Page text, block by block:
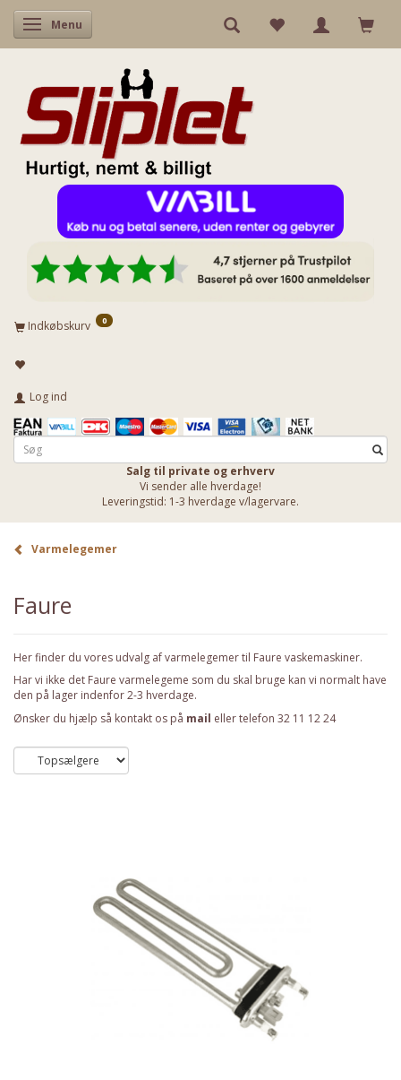
Skifte navigation
Menu
Indkøbskurv 0
Log ind
Salg til private og erhverv
Vi sender alle hverdage!
Leveringstid: 1-3 hverdage v/lagervare.
Varmelegemer
Faure
Her finder du vores udvalg af varmelegemer til Faure vaskemaskiner.
Har vi ikke det Faure varmelegeme som du skal bruge kan vi normalt have
den på lager indenfor 2-3 hverdage.
Ønsker du hjælp så kontakt os på mail eller telefon 32 11 12 24